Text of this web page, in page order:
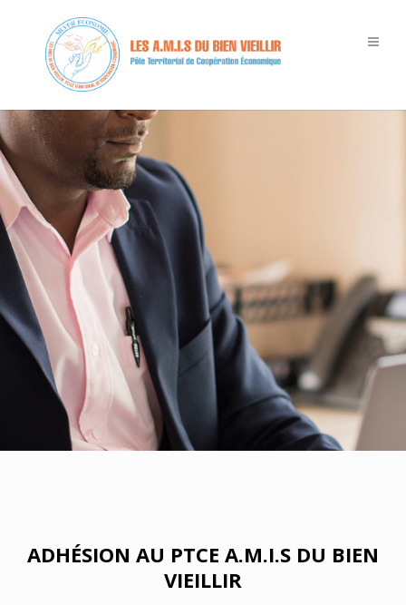
ADHÉSION AU PTCE A.M.I.S DU BIEN
VIEILLIR